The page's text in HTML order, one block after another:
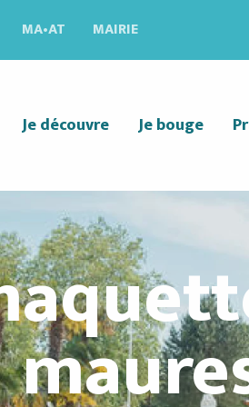
MAIRIE
MA•AT
Je découvre Je bouge